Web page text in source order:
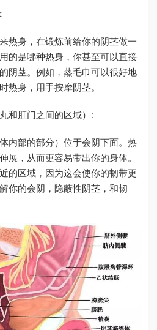
热身，在锻炼前给你的阴茎做一
的是哪种热身，你甚至可以直接
阴茎。例如，蒸毛巾可以很好地
热身，用手按摩阴茎。
和肛门之间的区域）:
内部的部分）位于会阴下面。热
展，从而更容易带出你的身体。
的区域，因为这会使你的韧带更
你的会阴，隐蔽性阴茎，和韧